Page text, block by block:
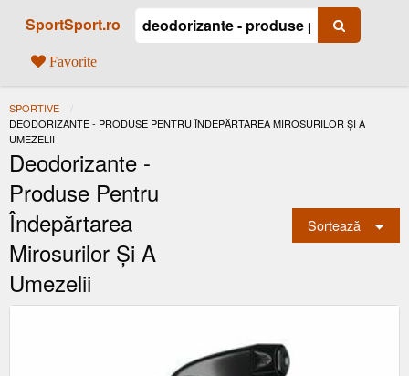
SportSport.ro
Favorite
SPORTIVE
ACTUAL:
DEODORIZANTE - PRODUSE PENTRU ÎNDEPĂRTAREA MIROSURILOR ȘI A
UMEZELII
Deodorizante -
Produse Pentru
Îndepărtarea
Mirosurilor Și A
Umezelii
Sortează